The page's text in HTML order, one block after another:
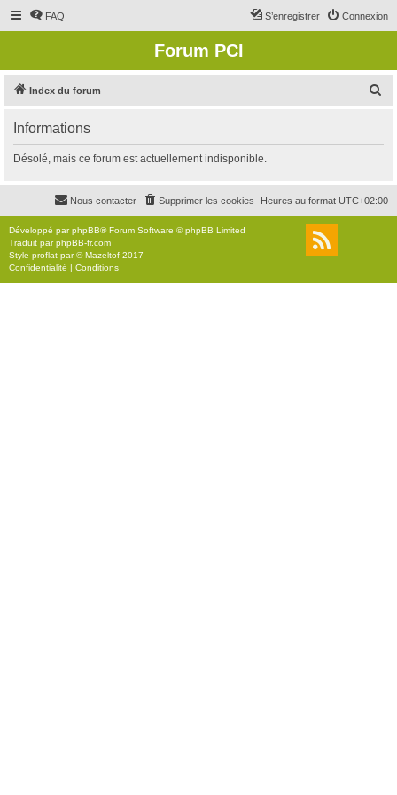
FAQ Connexion
S’enregistrer
Forum PCI
Index du forum
r
c
r
Informations
Désolé, mais ce forum est actuellement indisponible.
Heures au format UTC+02:00
Supprimer les cookies
Nous contacter
Développé parphpBB® Forum Software © phpBB Limited
Traduit parphpBB-fr.com
Style proflat par ©Mazeltof 2017
Confidentialité | Conditions